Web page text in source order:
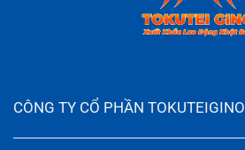
CÔNG TY CỔ PHẦN TOKUTEIGINO